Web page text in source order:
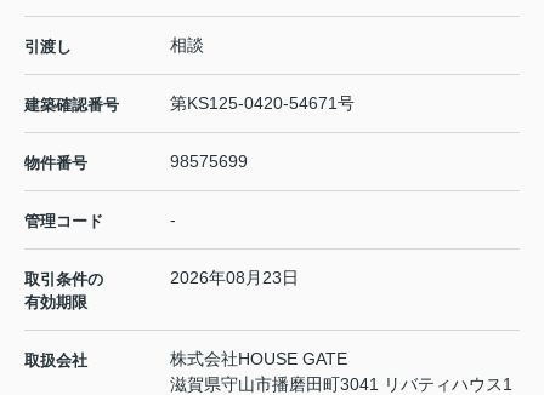
引渡し 相談
建築確認番号 第KS125-0420-54671号
物件番号 98575699
管理コード -
取引条件の
有効期限
2026年08月23日
取扱会社
株式会社HOUSE GATE
滋賀県守山市播磨田町3041 リバティハウス1